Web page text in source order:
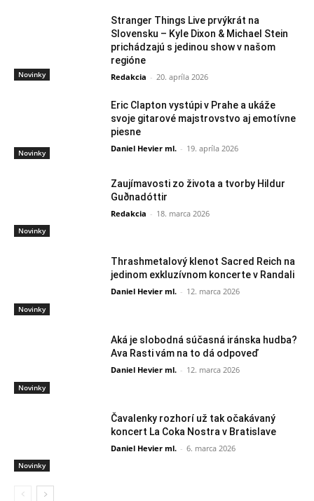
Novinky
Stranger Things Live prvýkrát na
Slovensku – Kyle Dixon & Michael Stein
prichádzajú s jedinou show v našom
regióne
Redakcia - 20. apríla 2026
Novinky
Eric Clapton vystúpi v Prahe a ukáže
svoje gitarové majstrovstvo aj emotívne
piesne
Daniel Hevier ml. - 19. apríla 2026
Novinky
Zaujímavosti zo života a tvorby Hildur
Guðnadóttir
Redakcia - 18. marca 2026
Novinky
Thrashmetalový klenot Sacred Reich na
jedinom exkluzívnom koncerte v Randali
Daniel Hevier ml. - 12. marca 2026
Novinky
Aká je slobodná súčasná iránska hudba?
Ava Rasti vám na to dá odpoveď
Daniel Hevier ml. - 12. marca 2026
Novinky
Čavalenky rozhorí už tak očakávaný
koncert La Coka Nostra v Bratislave
Daniel Hevier ml. - 6. marca 2026